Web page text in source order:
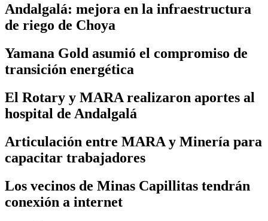
Andalgalá: mejora en la infraestructura
de riego de Choya
Yamana Gold asumió el compromiso de
transición energética
El Rotary y MARA realizaron aportes al
hospital de Andalgalá
Articulación entre MARA y Minería para
capacitar trabajadores
Los vecinos de Minas Capillitas tendrán
conexión a internet